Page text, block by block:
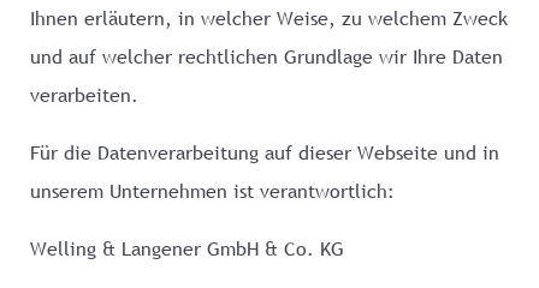
Ihnen erläutern, in welcher Weise, zu welchem Zweck
und auf welcher rechtlichen Grundlage wir Ihre Daten
verarbeiten.
Für die Datenverarbeitung auf dieser Webseite und in
unserem Unternehmen ist verantwortlich:
Welling & Langener GmbH & Co. KG